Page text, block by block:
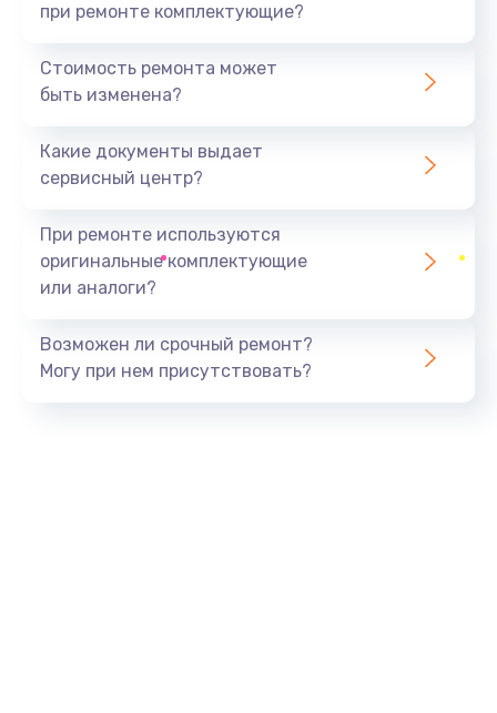
при ремонте комплектующие?
Стоимость ремонта может
быть изменена?
Какие документы выдает
сервисный центр?
При ремонте используются
оригинальные комплектующие
или аналоги?
Возможен ли срочный ремонт?
Могу при нем присутствовать?